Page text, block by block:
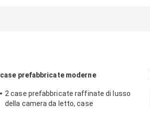
case prefabbricate moderne
2 case prefabbricate raffinate di lusso
della camera da letto, case